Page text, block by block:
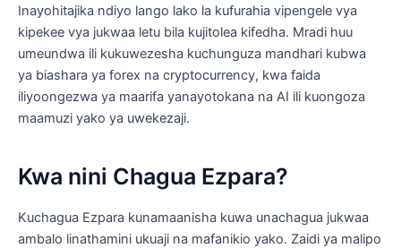
Inayohitajika ndiyo lango lako la kufurahia vipengele vya
kipekee vya jukwaa letu bila kujitolea kifedha. Mradi huu
umeundwa ili kukuwezesha kuchunguza mandhari kubwa
ya biashara ya forex na cryptocurrency, kwa faida
iliyoongezwa ya maarifa yanayotokana na AI ili kuongoza
maamuzi yako ya uwekezaji.
Kwa nini Chagua Ezpara?
Kuchagua Ezpara kunamaanisha kuwa unachagua jukwaa
ambalo linathamini ukuaji na mafanikio yako. Zaidi ya malipo